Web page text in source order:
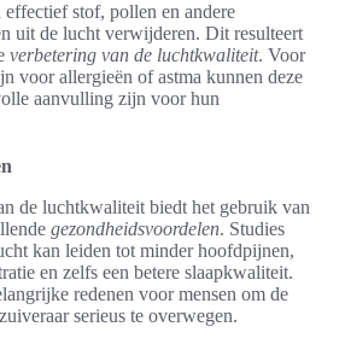
stof, pollen en andere
uit de lucht verwijderen. Dit resulteert
verbetering van de luchtkwaliteit. Voor
voor allergieën of astma kunnen deze
aanvulling zijn voor hun
de luchtkwaliteit biedt het gebruik van
gezondheidsvoordelen. Studies
kan leiden tot minder hoofdpijnen,
en zelfs een betere slaapkwaliteit.
redenen voor mensen om de
serieus te overwegen.